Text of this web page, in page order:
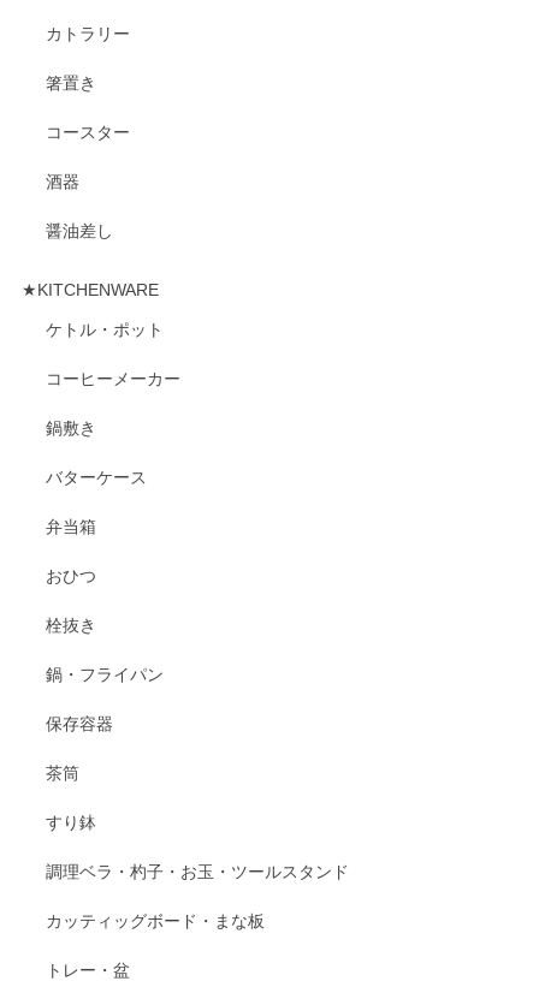
カトラリー
箸置き
コースター
酒器
醤油差し
★KITCHENWARE
ケトル・ポット
コーヒーメーカー
鍋敷き
バターケース
弁当箱
おひつ
栓抜き
鍋・フライパン
保存容器
茶筒
すり鉢
調理ベラ・杓子・お玉・ツールスタンド
カッティッグボード・まな板
トレー・盆